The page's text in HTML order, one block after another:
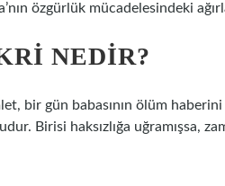
özgürlük mücadelesindeki
NEDIR?
bir gün babasının ölüm
Birisi haksızlığa uğramışsa,